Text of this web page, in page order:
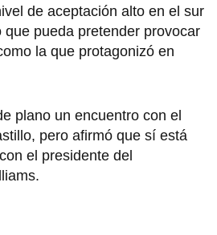
de aceptación alto en el sur
pueda pretender provocar
la que protagonizó en
plano un encuentro con el
pero afirmó que sí está
el presidente del